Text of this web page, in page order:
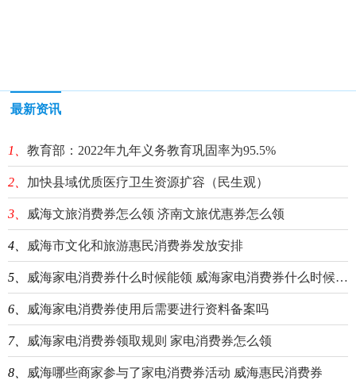
最新资讯
1、 教育部：2022年九年义务教育巩固率为95.5%
2、 加快县域优质医疗卫生资源扩容（民生观）
3、 威海文旅消费券怎么领 济南文旅优惠券怎么领
4、 威海市文化和旅游惠民消费券发放安排
5、 威海家电消费券什么时候能领 威海家电消费券什么时候能领到
6、 威海家电消费券使用后需要进行资料备案吗
7、 威海家电消费券领取规则 家电消费券怎么领
8、 威海哪些商家参与了家电消费券活动 威海惠民消费券